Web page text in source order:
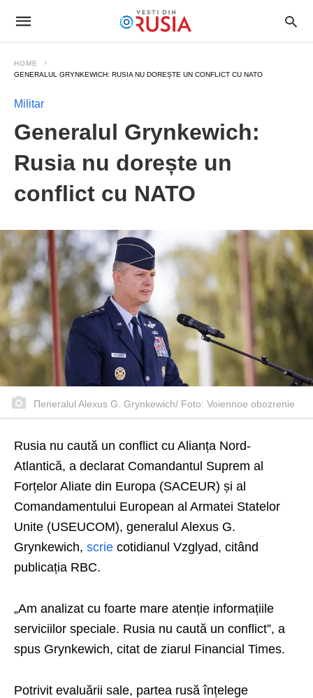
HOME
GENERALUL GRYNKEWICH: RUSIA NU DOREȘTE UN CONFLICT CU NATO
Militar
Generalul Grynkewich:
Rusia nu dorește un
conflict cu NATO
Пeneralul Alexus G. Grynkewich/ Foto: Voiennoe obozrenie
Rusia nu caută un conflict cu Alianța Nord-
Atlantică, a declarat Comandantul Suprem al
Forțelor Aliate din Europa (SACEUR) și al
Comandamentului European al Armatei Statelor
Unite (USEUCOM), generalul Alexus G.
Grynkewich, scrie cotidianul Vzglyad, citând
publicația RBC.
„Am analizat cu foarte mare atenție informațiile
serviciilor speciale. Rusia nu caută un conflict”, a
spus Grynkewich, citat de ziarul Financial Times.
Potrivit evaluării sale, partea rusă înțelege